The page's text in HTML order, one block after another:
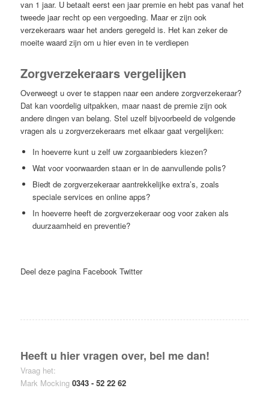
van 1 jaar. U betaalt eerst een jaar premie en hebt pas vanaf het
tweede jaar recht op een vergoeding. Maar er zijn ook
verzekeraars waar het anders geregeld is. Het kan zeker de
moeite waard zijn om u hier even in te verdiepen
Zorgverzekeraars vergelijken
Overweegt u over te stappen naar een andere zorgverzekeraar?
Dat kan voordelig uitpakken, maar naast de premie zijn ook
andere dingen van belang. Stel uzelf bijvoorbeeld de volgende
vragen als u zorgverzekeraars met elkaar gaat vergelijken:
In hoeverre kunt u zelf uw zorgaanbieders kiezen?
Wat voor voorwaarden staan er in de aanvullende polis?
Biedt de zorgverzekeraar aantrekkelijke extra’s, zoals
speciale services en online apps?
In hoeverre heeft de zorgverzekeraar oog voor zaken als
duurzaamheid en preventie?
Deel deze pagina Facebook Twitter
Heeft u hier vragen over, bel me dan!
Vraag het:
Mark Mocking 0343 - 52 22 62